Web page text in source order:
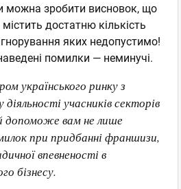
можна зробити висновок, що
достатню кількість
яких недопустимо!
помилки — неминучі.
українського ринку з
учасників секторів
допоможе вам не лише
при придбанні франшизи,
впевненості в
бізнесу.